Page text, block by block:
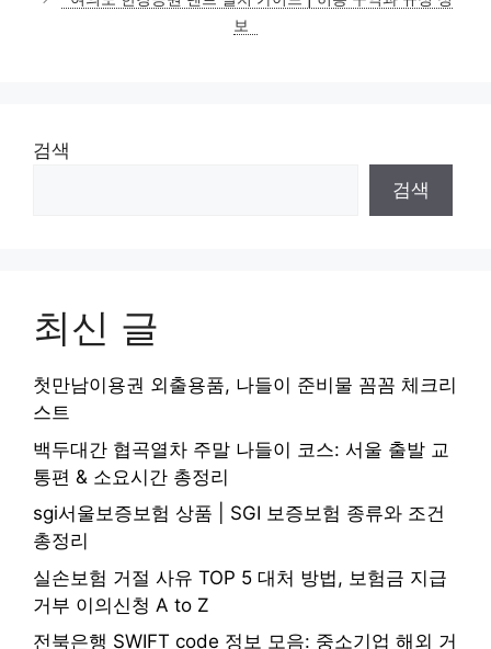
보
검색
검색
최신 글
첫만남이용권 외출용품, 나들이 준비물 꼼꼼 체크리
스트
백두대간 협곡열차 주말 나들이 코스: 서울 출발 교
통편 & 소요시간 총정리
sgi서울보증보험 상품 | SGI 보증보험 종류와 조건
총정리
실손보험 거절 사유 TOP 5 대처 방법, 보험금 지급
거부 이의신청 A to Z
전북은행 SWIFT code 정보 모음: 중소기업 해외 거